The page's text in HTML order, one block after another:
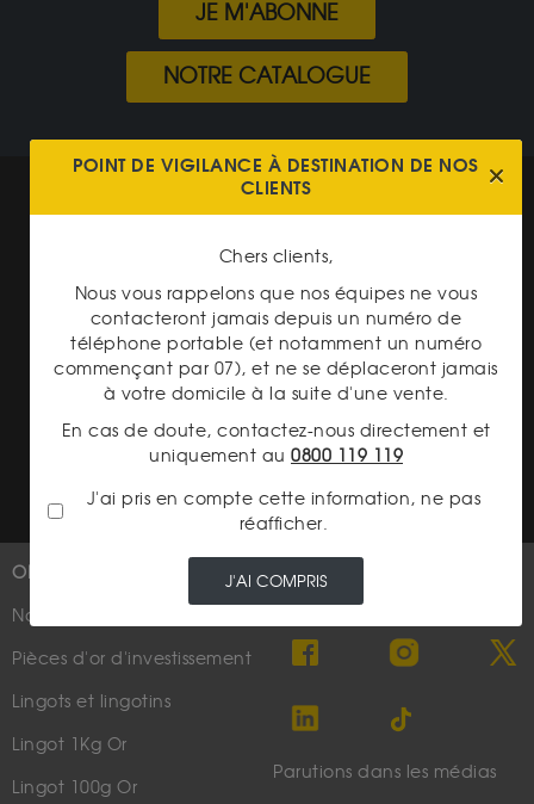
JE M'ABONNE
NOTRE CATALOGUE
Mentions légales
Charte données personnelles
Conditions générales de vente
Conditions générales d'utilisation
OR
Nouveautés
Pièces d'or d'investissement
Lingots et lingotins
Lingot 1Kg Or
Lingot 100g Or
PLUS D'INFOS
Parutions dans les médias
POINT DE VIGILANCE À DESTINATION DE NOS
CLIENTS
Chers clients,
Nous vous rappelons que nos équipes ne vous
contacteront jamais depuis un numéro de
téléphone portable (et notamment un numéro
commençant par 07), et ne se déplaceront jamais
à votre domicile à la suite d'une vente.
En cas de doute, contactez-nous directement et
uniquement au 0800 119 119
J'ai pris en compte cette information, ne pas
réafficher.
J'AI COMPRIS